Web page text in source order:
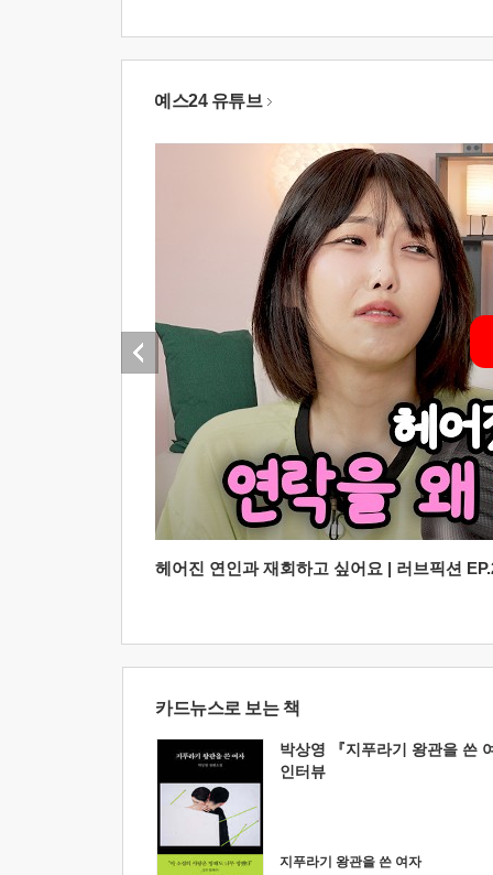
예스24 유튜브
헤어진 연인과 재회하고 싶어요 | 러브픽션
카드뉴스로 보는 책
박상영 『지푸라기 왕관을 쓴
인터뷰
지푸라기 왕관을 쓴 여자